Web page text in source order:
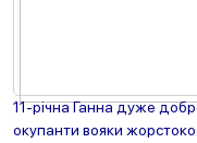
11-річна Ганна дуже
окупанти вояки жорстоко